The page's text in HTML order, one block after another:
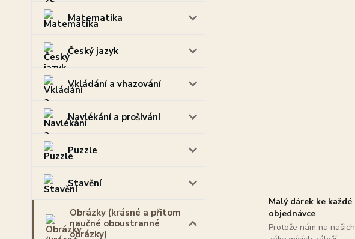
Matematika
Český jazyk
Vkládání a vhazování
Navlékání a prošívání
Puzzle
Stavění
Obrázky (krásné a přitom
naučné oboustranné
obrázky)
Malý dárek ke každé
objednávce
Protože nám na našich